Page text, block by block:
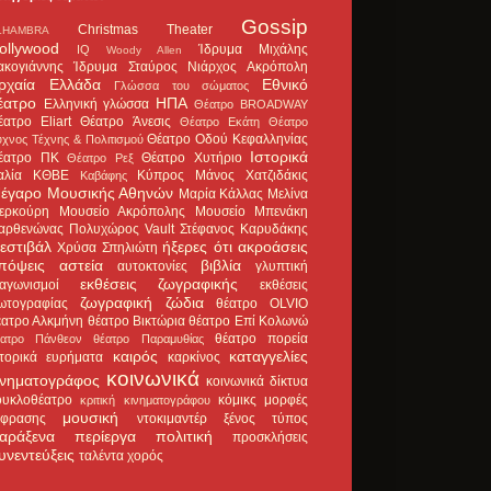
Christmas Theater Gossip
IQ Woody Allen
Ίδρυμα Μιχάλης
Ίδρυμα Σταύρος Νιάρχος Ακρόπολη
Ελλάδα Γλώσσα του σώματος
Εθνικό
Ελληνική γλώσσα ΗΠΑ Θέατρο BROADWAY
Eliart Θέατρο Άνεσις Θέατρο Εκάτη
Θέατρο
Τέχνης & Πολιτισμού Θέατρο Οδού Κεφαλληνίας
ΠΚ
Θέατρο Ρεξ Θέατρο Χυτήριο Ιστορικά
ΚΘΒΕ Καβάφης Κύπρος Μάνος Χατζιδάκις
Μουσικής Αθηνών Μαρία Κάλλας Μελίνα
Μουσείο Ακρόπολης
Μουσείο Μπενάκη
Πολυχώρος Vault Στέφανος Καρυδάκης
Χρύσα Σπηλιώτη ήξερες ότι ακροάσεις
αστεία αυτοκτονίες βιβλία
γλυπτική
εκθέσεις ζωγραφικής
εκθέσεις
ζωγραφική ζώδια
θέατρο OLVIO
Αλκμήνη θέατρο Βικτώρια θέατρο Επί Κολωνώ
Πάνθεον θέατρο Παραμυθίας
θέατρο πορεία
ευρήματα
καιρός καρκίνος
καταγγελίες
κοινωνικά κοινωνικά δίκτυα
κριτική κινηματογράφου κόμικς μορφές
μουσική ντοκιμαντέρ ξένος τύπος
περίεργα πολιτική προσκλήσεις
ταλέντα χορός